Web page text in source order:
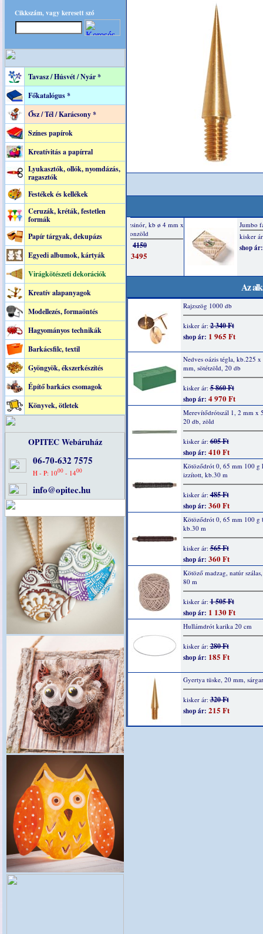
Cikkszám, vagy keresett szó
Tavasz / Húsvét / Nyár *
Főkatalógus *
Ősz / Tél / Karácsony *
Színes papírok
Kreatívitás a papírral
Lyukasztók, ollók, nyomdázás,
ragasztók
Festékek és kellékek
Ceruzák, kréták, festetlen
formák
Papír tárgyak, dekupázs
Egyedi albumok, kártyák
Virágkötészeti dekorációk
Kreatív alapanyagok
Modellezés, formaöntés
Hagyományos technikák
Barkácsfilc, textil
Gyöngyök, ékszerkészítés
Építő barkács csomagok
Könyvek, ötletek
OPITEC Webáruház
06-70-632 7575
H - P: 1000 - 1400
info@opitec.hu
Az
Rajzszög 1000 db
kisker ár:2 340 Ft
shop ár: 1 965 Ft
Nedves oázis tégla, kb.225
mm, sötétzöld, 20 db
kisker ár:5 860 Ft
shop ár: 4 970 Ft
Merevítődrótszál 1, 2 mm x
20 db, zöld
kisker ár:605 Ft
shop ár: 410 Ft
Kötöződrót 0, 65 mm 100 g
izzított, kb.30 m
kisker ár:485 Ft
shop ár: 360 Ft
Kötöződrót 0, 65 mm 100 g
kb.30 m
kisker ár:565 Ft
shop ár: 360 Ft
Kötöző madzag, natúr
80 m
kisker ár:1 505 Ft
shop ár: 1 130 Ft
Hullámdrót karika 20 cm
kisker ár:280 Ft
shop ár: 185 Ft
Gyertya tüske, 20 mm,
kisker ár:320 Ft
shop ár: 215 Ft